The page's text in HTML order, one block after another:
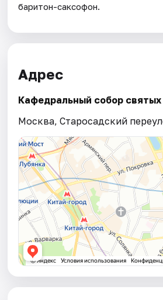
баритон-саксофон.
Адрес
Кафедральный собор
Москва, Старосадский